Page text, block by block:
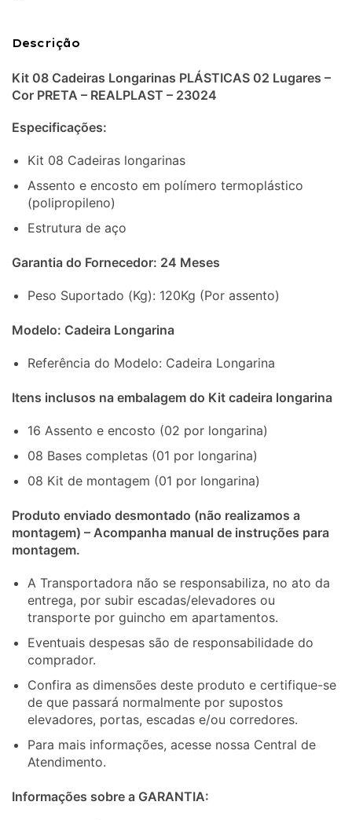
Descrição
Kit 08 Cadeiras Longarinas PLÁSTICAS 02 Lugares –
Cor PRETA – REALPLAST – 23024
Especificações:
Kit 08 Cadeiras longarinas
Assento e encosto em polímero termoplástico
(polipropileno)
Estrutura de aço
Garantia do Fornecedor: 24 Meses
Peso Suportado (Kg): 120Kg (Por assento)
Modelo: Cadeira Longarina
Referência do Modelo: Cadeira Longarina
Itens inclusos na embalagem do Kit cadeira longarina
16 Assento e encosto (02 por longarina)
08 Bases completas (01 por longarina)
08 Kit de montagem (01 por longarina)
Produto enviado desmontado (não realizamos a
montagem) – Acompanha manual de instruções para
montagem.
A Transportadora não se responsabiliza, no ato da
entrega, por subir escadas/elevadores ou
transporte por guincho em apartamentos.
Eventuais despesas são de responsabilidade do
comprador.
Confira as dimensões deste produto e certifique-se
de que passará normalmente por supostos
elevadores, portas, escadas e/ou corredores.
Para mais informações, acesse nossa Central de
Atendimento.
Informações sobre a GARANTIA: